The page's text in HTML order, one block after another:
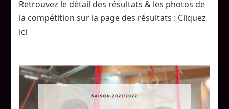
Fédéral
B
05/06
Retrouvez le détail des résultats & les photos de
la compétition sur la page des résultats : Cliquez
ici